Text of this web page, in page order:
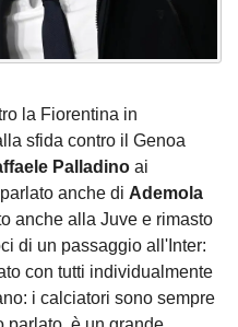
la Fiorentina in
sfida contro il Genoa
Palladino ai
anche di Ademola
anche alla Juve e rimasto
di un passaggio all'Inter:
con tutti individualmente
i calciatori sono sempre